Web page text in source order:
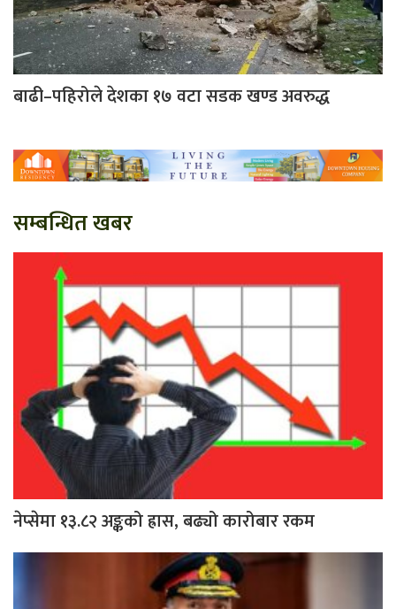
बाढी–पहिरोले देशका १७ वटा सडक खण्ड अवरुद्ध
सम्बन्धित खबर
नेप्सेमा १३.८२ अङ्कको ह्रास, बढ्यो कारोबार रकम